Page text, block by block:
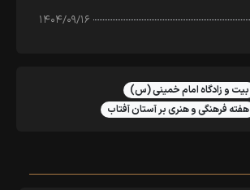
۱۴۰۴/۰۹/۱۶
بیت و زادگاه امام خمینی (س)
هفته فرهنگی و هنری بر آستان آفتاب